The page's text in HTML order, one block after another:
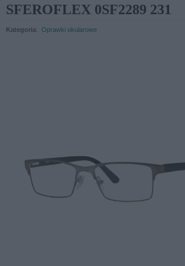
SFEROFLEX 0SF2289 231
Kategoria: Oprawki okularowe